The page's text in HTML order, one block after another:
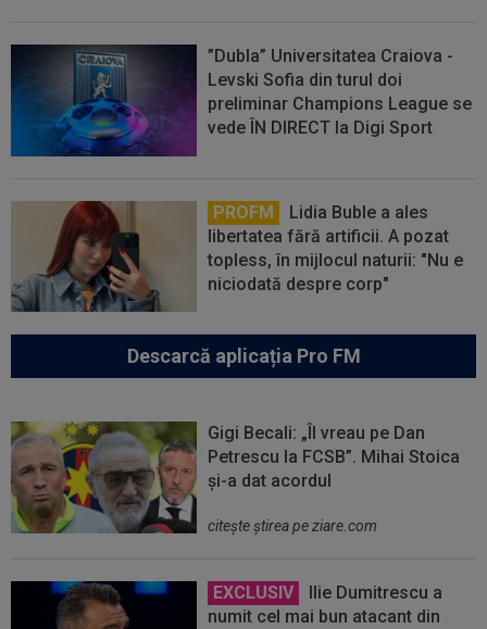
”Dubla” Universitatea Craiova -
Levski Sofia din turul doi
preliminar Champions League se
vede ÎN DIRECT la Digi Sport
PROFM
Lidia Buble a ales
libertatea fără artificii. A pozat
topless, în mijlocul naturii: "Nu e
niciodată despre corp"
Descarcă aplicația Pro FM
Gigi Becali: „Îl vreau pe Dan
Petrescu la FCSB”. Mihai Stoica
și-a dat acordul
citeşte ştirea pe ziare.com
EXCLUSIV
Ilie Dumitrescu a
numit cel mai bun atacant din